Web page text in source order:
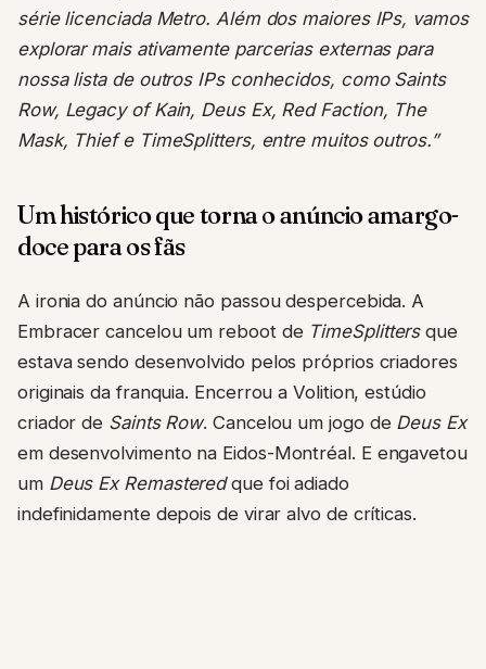
série licenciada Metro. Além dos maiores IPs, vamos
explorar mais ativamente parcerias externas para
nossa lista de outros IPs conhecidos, como Saints
Row, Legacy of Kain, Deus Ex, Red Faction, The
Mask, Thief e TimeSplitters, entre muitos outros.”
Um histórico que torna o anúncio amargo-
doce para os fãs
A ironia do anúncio não passou despercebida. A
Embracer cancelou um reboot de TimeSplittersque
estava sendo desenvolvido pelos próprios criadores
originais da franquia. Encerrou a Volition, estúdio
criador de Saints Row. Cancelou um jogo de Deus Ex
em desenvolvimento na Eidos-Montréal. E engavetou
um Deus Ex Remasteredque foi adiado
indefinidamente depois de virar alvo de críticas.